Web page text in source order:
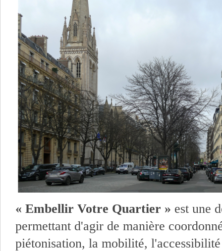
« Embellir Votre Quartier » est une
permettant d'agir de manière
piétonisation, la mobilité, l'accessibilité